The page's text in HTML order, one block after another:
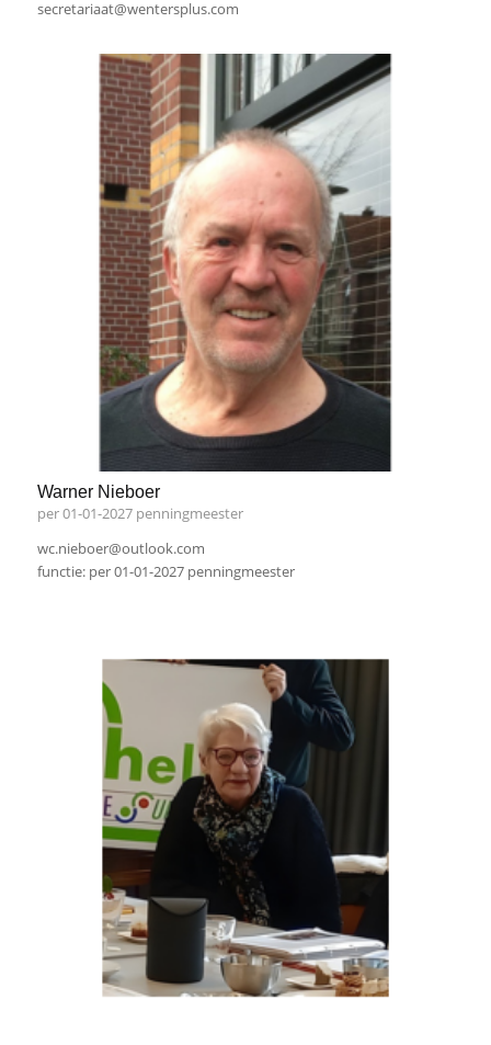
secretariaat@wentersplus.com
Warner Nieboer
per 01-01-2027 penningmeester
wc.nieboer@outlook.com
functie: per 01-01-2027 penningmeester